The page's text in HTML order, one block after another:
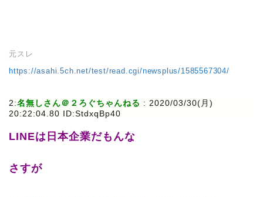
元スレ
https://asahi.5ch.net/test/read.cgi/newsplus/1585567304/
2:名無しさん＠２ろぐちゃんねる : 2020/03/30(月)
20:22:04.80 ID:StdxqBp40
LINEは日本企業だもんな
さすが